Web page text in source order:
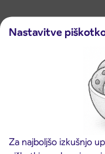
Nastavitve
Za najboljšo izkušnjo